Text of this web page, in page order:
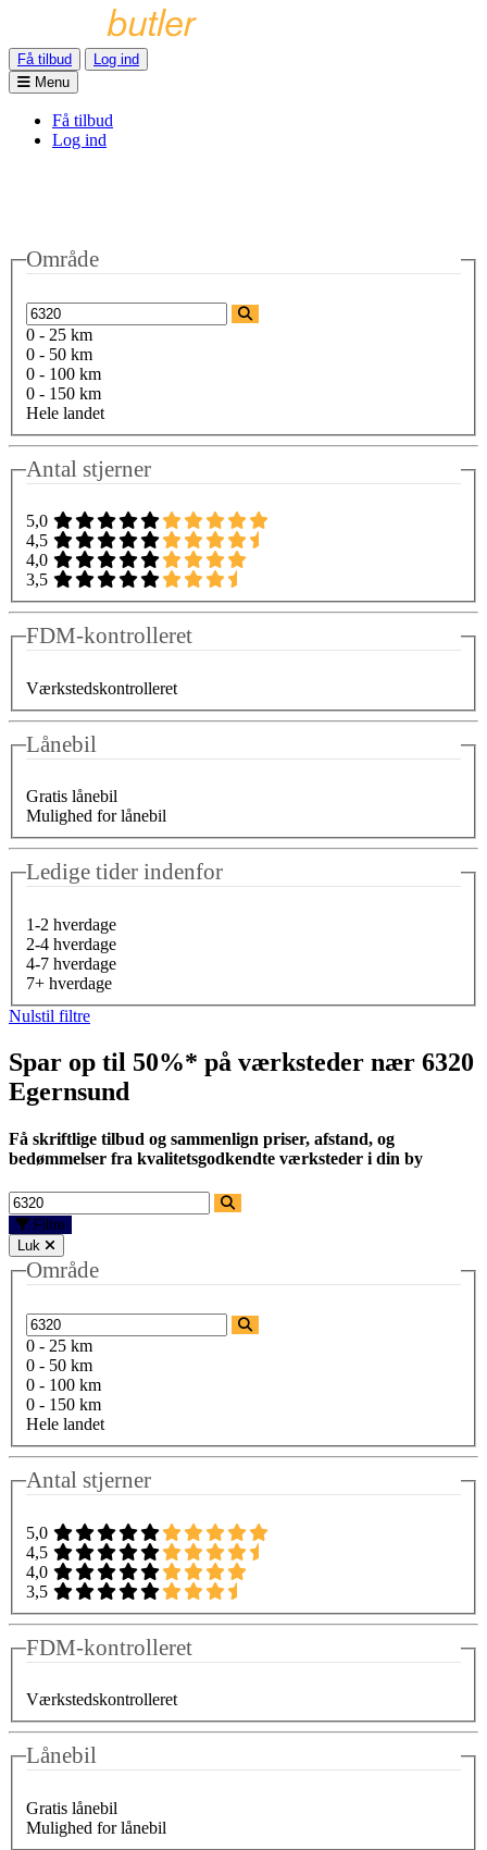
Få tilbud
Log ind
Menu
Få tilbud
Log ind
Område
0 - 25 km
0 - 50 km
0 - 100 km
0 - 150 km
Hele landet
Antal stjerner
5,0
4,5
4,0
3,5
FDM-kontrolleret
Værkstedskontrolleret
Lånebil
Gratis lånebil
Mulighed for lånebil
Ledige tider indenfor
1-2 hverdage
2-4 hverdage
4-7 hverdage
7+ hverdage
Nulstil filtre
Spar op til 50%* på værksteder nær 6320
Egernsund
Få skriftlige tilbud og sammenlign priser, afstand, og
bedømmelser fra kvalitetsgodkendte værksteder i din by
Filtre
Luk
Område
0 - 25 km
0 - 50 km
0 - 100 km
0 - 150 km
Hele landet
Antal stjerner
5,0
4,5
4,0
3,5
FDM-kontrolleret
Værkstedskontrolleret
Lånebil
Gratis lånebil
Mulighed for lånebil